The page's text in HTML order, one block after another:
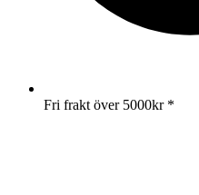
Fri frakt över 5000kr *